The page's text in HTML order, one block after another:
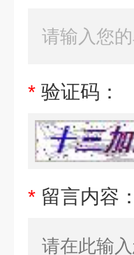
* 验证码：
* 留言内容：